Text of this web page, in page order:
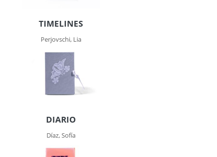
TIMELINES
Perjovschi, Lia
DIARIO
Díaz, Sofía